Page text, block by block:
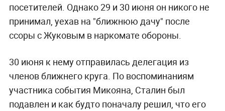
посетителей. Однако 29 и 30 июня он никого не
принимал, уехав на "ближнюю дачу" после
ссоры с Жуковым в наркомате обороны.
30 июня к нему отправилась делегация из
членов ближнего круга. По воспоминаниям
участника события Микояна, Сталин был
подавлен и как будто поначалу решил, что его